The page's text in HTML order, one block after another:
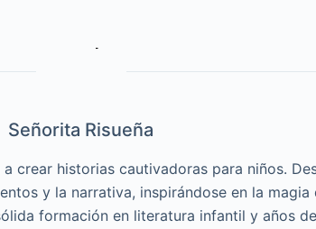
Señorita Risueña
crear historias cautivadoras para niños.
y la narrativa, inspirándose en la magia
formación en literatura infantil y años